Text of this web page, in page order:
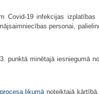
Covid-19 infekcijas
personai,
minētajā iesniegumā
likumā noteiktajā